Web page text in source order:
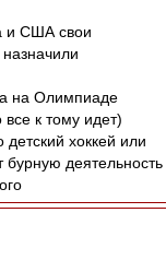
и США свои
на Олимпиаде
к тому идет)
детский хоккей или
бурную деятельность